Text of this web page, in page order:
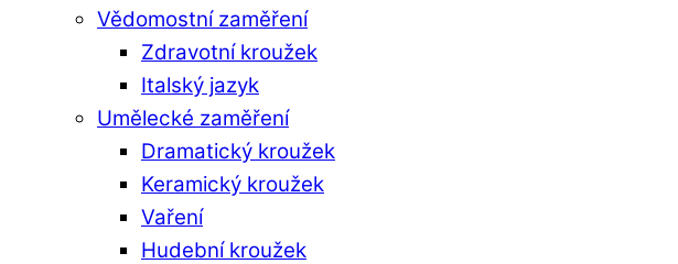
Vědomostní zaměření
Zdravotní kroužek
Italský jazyk
Umělecké zaměření
Dramatický kroužek
Keramický kroužek
Vaření
Hudební kroužek